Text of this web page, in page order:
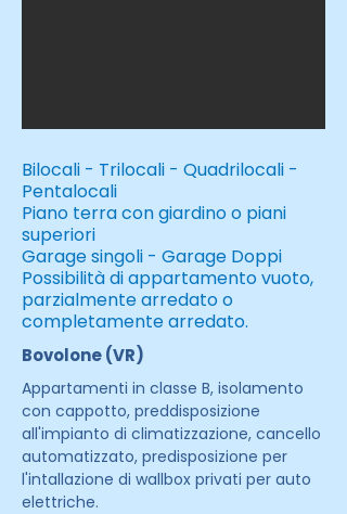
Bilocali - Trilocali - Quadrilocali -
Pentalocali
Piano terra con giardino o piani
superiori
Garage singoli - Garage Doppi
Possibilità di appartamento vuoto,
parzialmente arredato o
completamente arredato.
Bovolone (VR)
Appartamenti in classe B, isolamento
con cappotto, preddisposizione
all'impianto di climatizzazione, cancello
automatizzato, predisposizione per
l'intallazione di wallbox privati per auto
elettriche.